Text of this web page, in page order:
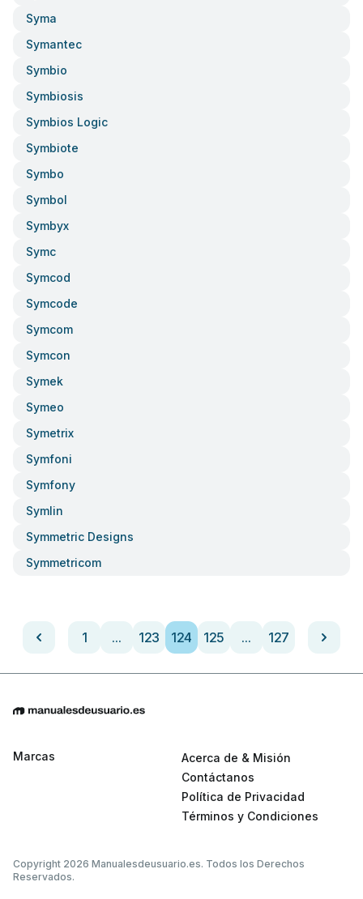
Syma
Symantec
Symbio
Symbiosis
Symbios Logic
Symbiote
Symbo
Symbol
Symbyx
Symc
Symcod
Symcode
Symcom
Symcon
Symek
Symeo
Symetrix
Symfoni
Symfony
Symlin
Symmetric Designs
Symmetricom
1 ... 123 124 125 ... 127
Marcas
Acerca de & Misión
Contáctanos
Política de Privacidad
Términos y Condiciones
Copyright 2026 Manualesdeusuario.es. Todos los Derechos
Reservados.